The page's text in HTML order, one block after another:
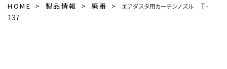
HOME 製品情報 廃番 エアダスタ用カーテンノズルT-
137